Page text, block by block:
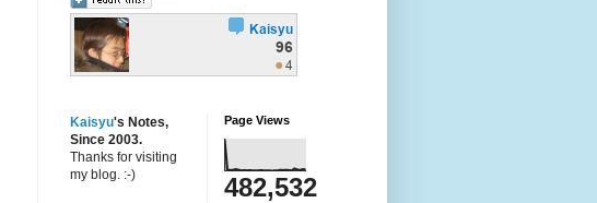
Kaisyu's Notes,
Since 2003.
Thanks for visiting
my blog. :-)
Page Views
482,532